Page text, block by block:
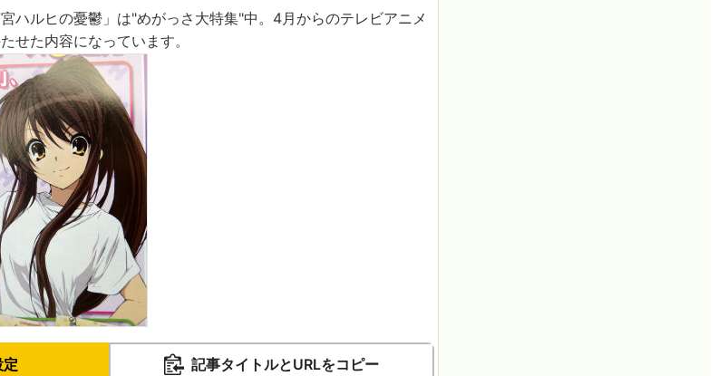
ハルヒの憂鬱」は"めがっさ大特集"中。4月からのテレビアニメ
せた内容になっています。
記事タイトルとURLをコピー